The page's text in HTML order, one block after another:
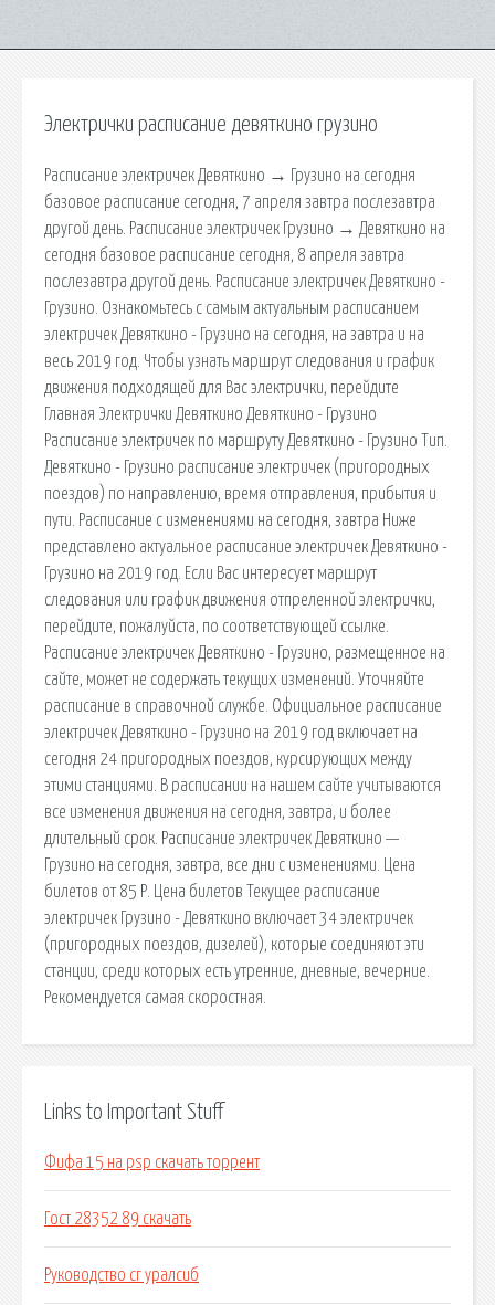
Электрички расписание девяткино грузино
Расписание электричек Девяткино → Грузино на сегодня
базовое расписание сегодня, 7 апреля завтра послезавтра
другой день. Расписание электричек Грузино → Девяткино на
сегодня базовое расписание сегодня, 8 апреля завтра
послезавтра другой день. Расписание электричек Девяткино -
Грузино. Ознакомьтесь с самым актуальным расписанием
электричек Девяткино - Грузино на сегодня, на завтра и на
весь 2019 год. Чтобы узнать маршрут следования и график
движения подходящей для Вас электрички, перейдите
Главная Электрички Девяткино Девяткино - Грузино
Расписание электричек по маршруту Девяткино - Грузино Тип.
Девяткино - Грузино расписание электричек (пригородных
поездов) по направлению, время отправления, прибытия и
пути. Расписание с изменениями на сегодня, завтра Ниже
представлено актуальное расписание электричек Девяткино -
Грузино на 2019 год. Если Вас интересует маршрут
следования или график движения отпреленной электрички,
перейдите, пожалуйста, по соответствующей ссылке.
Расписание электричек Девяткино - Грузино, размещенное на
сайте, может не содержать текущих изменений. Уточняйте
расписание в справочной службе. Официальное расписание
электричек Девяткино - Грузино на 2019 год включает на
сегодня 24 пригородных поездов, курсирующих между
этими станциями. В расписании на нашем сайте учитываются
все изменения движения на сегодня, завтра, и более
длительный срок. Расписание электричек Девяткино —
Грузино на сегодня, завтра, все дни с изменениями. Цена
билетов от 85 Р. Цена билетов Текущее расписание
электричек Грузино - Девяткино включает 34 электричек
(пригородных поездов, дизелей), которые соединяют эти
станции, среди которых есть утренние, дневные, вечерние.
Рекомендуется самая скоростная.
Links to Important Stuff
Фифа 15 на psp скачать торрент
Гост 28352 89 скачать
Руководство сг уралсиб